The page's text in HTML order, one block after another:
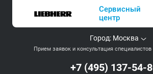
Сервисный
центр
Город: Москва
Прием заявок и консультация
+7 (495) 137-54-